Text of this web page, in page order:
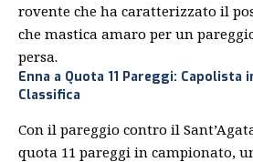
rovente che ha caratterizzato il
che mastica amaro per un
persa.
Enna a Quota 11 Pareggi: Capolista
Classifica
Con il pareggio contro il
quota 11 pareggi in campionato,